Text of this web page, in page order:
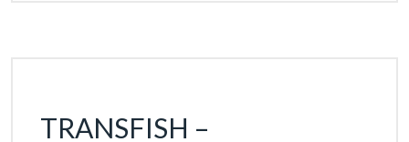
TRANSFISH –